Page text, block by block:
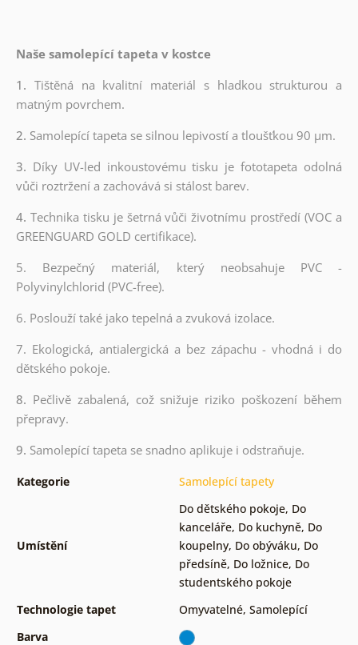
Naše samolepící tapeta v kostce
1. Tištěná na kvalitní materiál s hladkou strukturou a
matným povrchem.
2. Samolepící tapeta se silnou lepivostí a tloušťkou 90 µm.
3. Díky UV-led inkoustovému tisku je fototapeta odolná
vůči roztržení a zachovává si stálost barev.
4. Technika tisku je šetrná vůči životnímu prostředí (VOC a
GREENGUARD GOLD certifikace).
5. Bezpečný materiál, který neobsahuje PVC -
Polyvinylchlorid (PVC-free).
6. Poslouží také jako tepelná a zvuková izolace.
7. Ekologická, antialergická a bez zápachu - vhodná i do
dětského pokoje.
8. Pečlivě zabalená, což snižuje riziko poškození během
přepravy.
9. Samolepící tapeta se snadno aplikuje i odstraňuje.
Kategorie Samolepící tapety
Umístění
Do dětského pokoje, Do
kanceláře, Do kuchyně, Do
koupelny, Do obýváku, Do
předsíně, Do ložnice, Do
studentského pokoje
Technologie tapet
Omyvatelné, Samolepící
Barva